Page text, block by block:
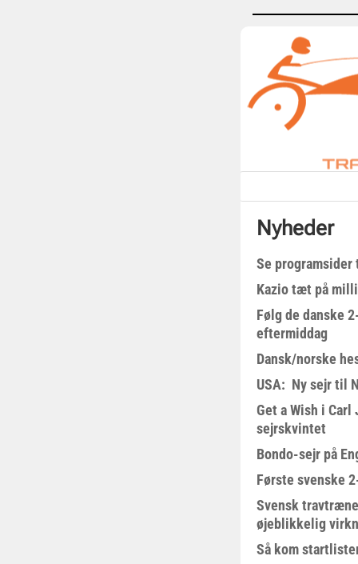
Nyheder
Se
Kazio tæt på
Følg de danske
eftermiddag
Dansk/norske
USA: Ny sejr til
Get a Wish i Carl
sejrskvintet
Bondo-sejr på
Første svenske
Svensk
øjeblikkelig
Så kom